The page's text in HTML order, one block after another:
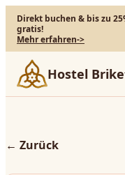
Direkt buchen & bis zu
gratis!
Mehr erfahren->
Hostel
← Zurück